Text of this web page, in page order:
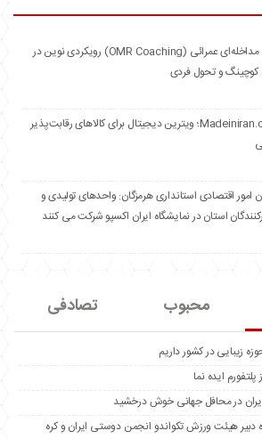
مدل مداخله‌ای عمرائی (OMR Coaching) رویکردی نوین در
کوچینگ و تحول فردی
Madeiniran.com؛ ویترین دیجیتال برای کالاهای رقابت‌پذیر
امور اقتصادی استانداری هرمزگان: واحدهای تولیدی و
استان در نمایشگاه ایران اکسپو شرکت می کنند
محبوب تصادفی
زیبایی در کشور داریم
پلتفورم ایده نما
در محافل جهانی خوش درخشید
دبیر هیئت ورزش تکواندو انجمن دوستی ایران و کره